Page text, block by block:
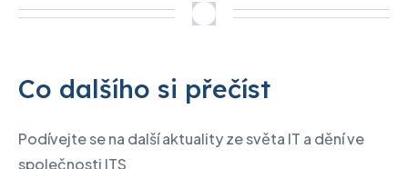
Co dalšího si přečíst
Podívejte se na další aktuality ze světa IT a dění ve
společnosti ITS